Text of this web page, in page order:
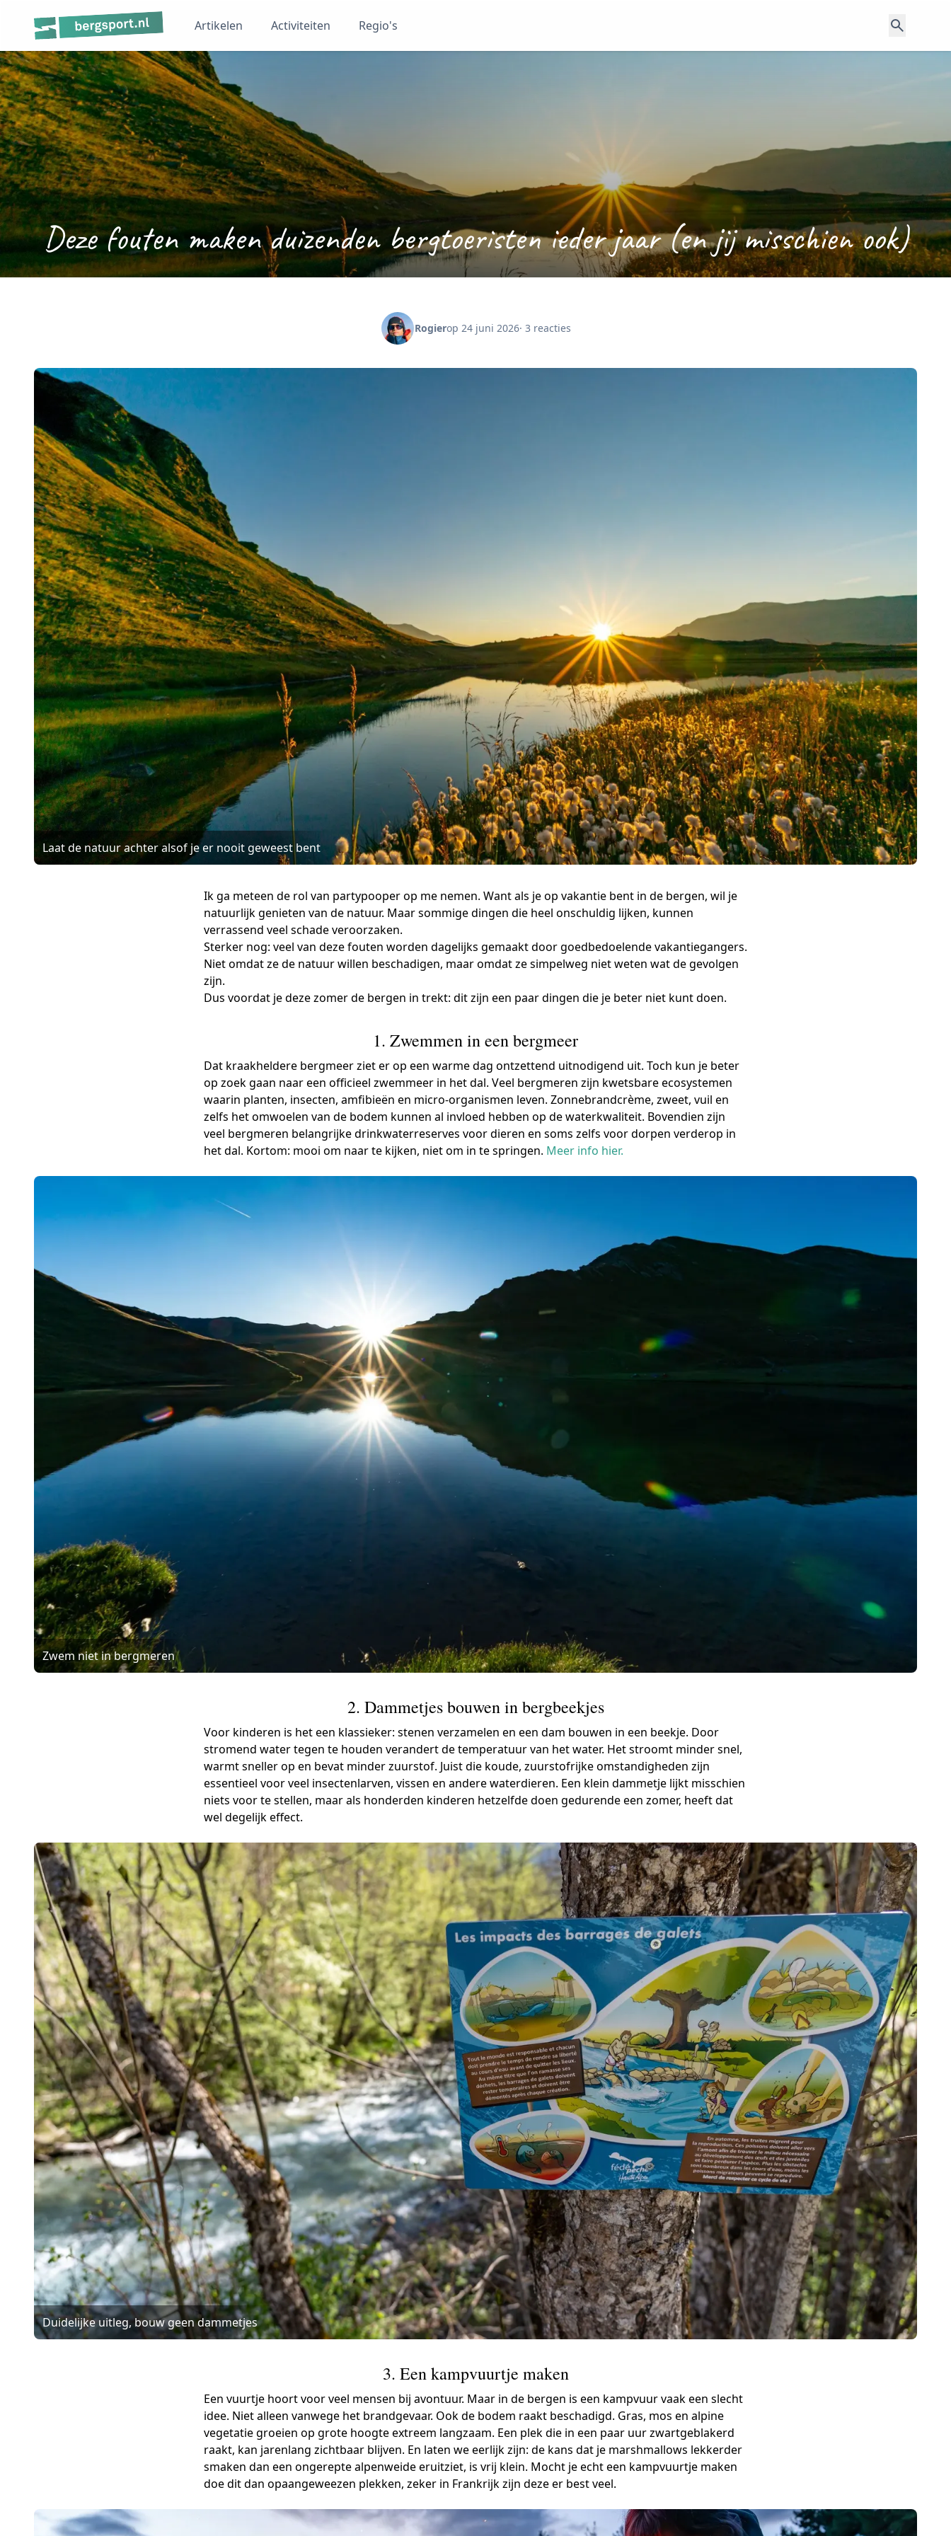
Artikelen Activiteiten Regio's
Deze fouten maken duizenden bergtoeristen ieder jaar (en jij misschien ook)
Rogierop 24 juni 2026· 3 reacties
Laat de natuur achter alsof je er nooit geweest bent
Ik ga meteen de rol van partypooper op me nemen. Want als je op vakantie bent in de bergen, wil je
natuurlijk genieten van de natuur. Maar sommige dingen die heel onschuldig lijken, kunnen
verrassend veel schade veroorzaken.
Sterker nog: veel van deze fouten worden dagelijks gemaakt door goedbedoelende vakantiegangers.
Niet omdat ze de natuur willen beschadigen, maar omdat ze simpelweg niet weten wat de gevolgen
zijn.
Dus voordat je deze zomer de bergen in trekt: dit zijn een paar dingen die je beter niet kunt doen.
1. Zwemmen in een bergmeer
Dat kraakheldere bergmeer ziet er op een warme dag ontzettend uitnodigend uit. Toch kun je beter
op zoek gaan naar een officieel zwemmeer in het dal. Veel bergmeren zijn kwetsbare ecosystemen
waarin planten, insecten, amfibieën en micro-organismen leven. Zonnebrandcrème, zweet, vuil en
zelfs het omwoelen van de bodem kunnen al invloed hebben op de waterkwaliteit. Bovendien zijn
veel bergmeren belangrijke drinkwaterreserves voor dieren en soms zelfs voor dorpen verderop in
het dal. Kortom: mooi om naar te kijken, niet om in te springen. Meer info hier.
Zwem niet in bergmeren
2. Dammetjes bouwen in bergbeekjes
Voor kinderen is het een klassieker: stenen verzamelen en een dam bouwen in een beekje. Door
stromend water tegen te houden verandert de temperatuur van het water. Het stroomt minder snel,
warmt sneller op en bevat minder zuurstof. Juist die koude, zuurstofrijke omstandigheden zijn
essentieel voor veel insectenlarven, vissen en andere waterdieren. Een klein dammetje lijkt misschien
niets voor te stellen, maar als honderden kinderen hetzelfde doen gedurende een zomer, heeft dat
wel degelijk effect.
Duidelijke uitleg, bouw geen dammetjes
3. Een kampvuurtje maken
Een vuurtje hoort voor veel mensen bij avontuur. Maar in de bergen is een kampvuur vaak een slecht
idee. Niet alleen vanwege het brandgevaar. Ook de bodem raakt beschadigd. Gras, mos en alpine
vegetatie groeien op grote hoogte extreem langzaam. Een plek die in een paar uur zwartgeblakerd
raakt, kan jarenlang zichtbaar blijven. En laten we eerlijk zijn: de kans dat je marshmallows lekkerder
smaken dan een ongerepte alpenweide eruitziet, is vrij klein. Mocht je echt een kampvuurtje maken
doe dit dan opaangeweezen plekken, zeker in Frankrijk zijn deze er best veel.